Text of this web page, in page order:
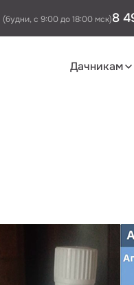
(будни, с 9:00 до 18:00 мск)8
Дачникам